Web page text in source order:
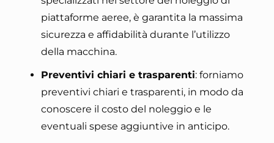
piattaforme aeree, è garantita la massima
sicurezza e affidabilità durante l’utilizzo
della macchina.
Preventivi chiari e trasparenti: forniamo
preventivi chiari e trasparenti, in modo da
conoscere il costo del noleggio e le
eventuali spese aggiuntive in anticipo.